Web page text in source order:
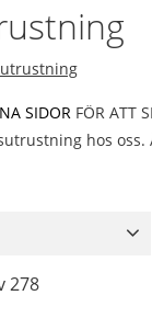
SIDOR FÖR ATT
hos
278